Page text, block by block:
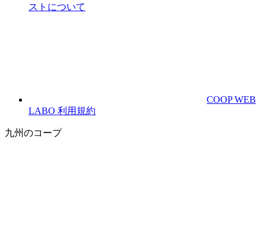
ストについて
COOP WEB
LABO 利用規約
九州のコープ